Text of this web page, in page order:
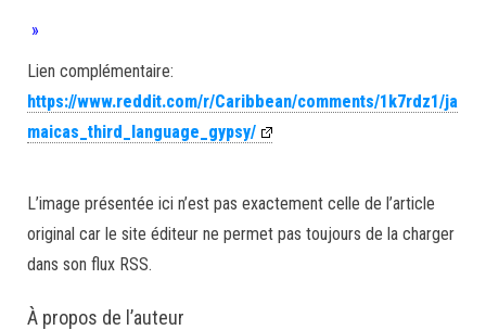
»
Lien complémentaire:
https://www.reddit.com/r/Caribbean/comments/1k7rdz1/ja
maicas_third_language_gypsy/
L’image présentée ici n’est pas exactement celle de l’article
original car le site éditeur ne permet pas toujours de la charger
dans son flux RSS.
À propos de l’auteur